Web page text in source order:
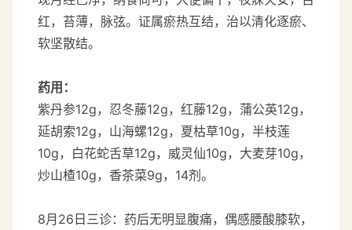
红，苔薄，脉弦。证属瘀热互结，治以清化逐瘀、
软坚散结。
药用：
紫丹参12g，忍冬藤12g，红藤12g，蒲公英12g，
延胡索12g，山海螺12g，夏枯草10g，半枝莲
10g，白花蛇舌草12g，威灵仙10g，大麦芽10g，
炒山楂10g，香茶菜9g，14剂。
8月26日三诊：药后无明显腹痛，偶感腰酸膝软，